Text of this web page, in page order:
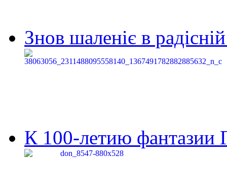
Знов шаленіє в
К 100-летию фантазии